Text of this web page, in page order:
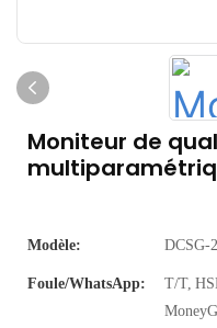
Moniteur de
Modèle: DCSG-
Foule/WhatsApp:
T/T,